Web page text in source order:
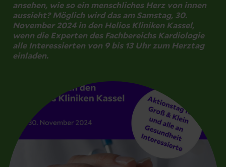
ansehen, wie so ein menschliches Herz von innen
aussieht? Möglich wird das am Samstag, 30.
November 2024 in den Helios Kliniken Kassel,
wenn die Experten des Fachbereichs Kardiologie
alle Interessierten von 9 bis 13 Uhr zum Herztag
einladen.